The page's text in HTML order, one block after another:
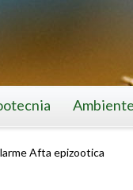
Ambiente
Afta epizootica